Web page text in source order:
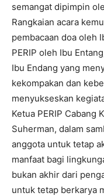
semangat dipimpin
Rangkaian acara
pembacaan doa oleh
PERIP oleh Ibu
Ibu Endang yang
kekompakan dan
menyukseskan
Ketua PERIP Cabang
Suherman, dalam
anggota untuk tetap
manfaat bagi
bukan akhir dari
untuk tetap berkarya